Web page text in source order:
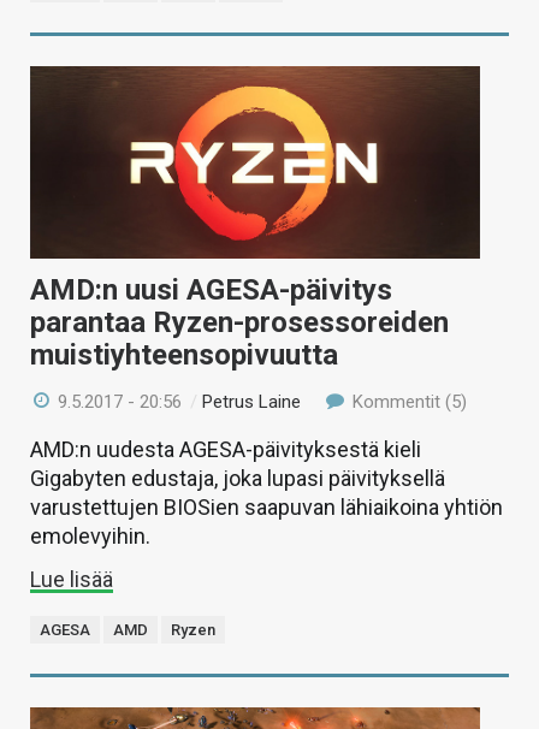
AMD:n uusi AGESA-päivitys
parantaa Ryzen-prosessoreiden
muistiyhteensopivuutta
9.5.2017 - 20:56 / Petrus Laine Kommentit (5)
AMD:n uudesta AGESA-päivityksestä kieli
Gigabyten edustaja, joka lupasi päivityksellä
varustettujen BIOSien saapuvan lähiaikoina yhtiön
emolevyihin.
Lue lisää
AGESA AMD Ryzen